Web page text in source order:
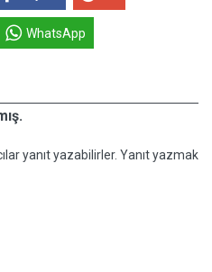
WhatsApp
yanıt yazabilirler. Yanıt yazmak